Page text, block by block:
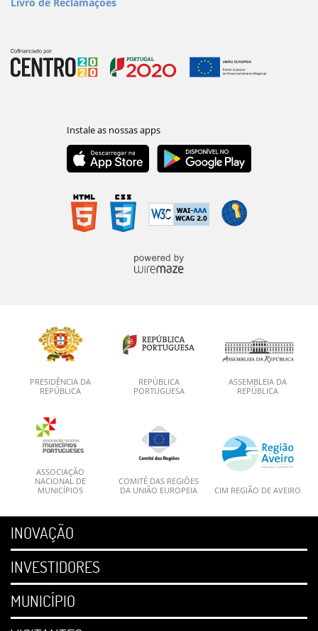
PRESIDÊNCIA DA
REPÚBLICA
REPÚBLICA
PORTUGUESA
ASSEMBLEIA DA
REPÚBLICA
ASSOCIAÇÃO
NACIONAL DE
MUNICÍPIOS
COMITÉ DAS REGIÕES
DA UNIÃO EUROPEIA
CIM REGIÃO DE AVEIRO
INOVAÇÃO
INVESTIDORES
MUNICÍPIO